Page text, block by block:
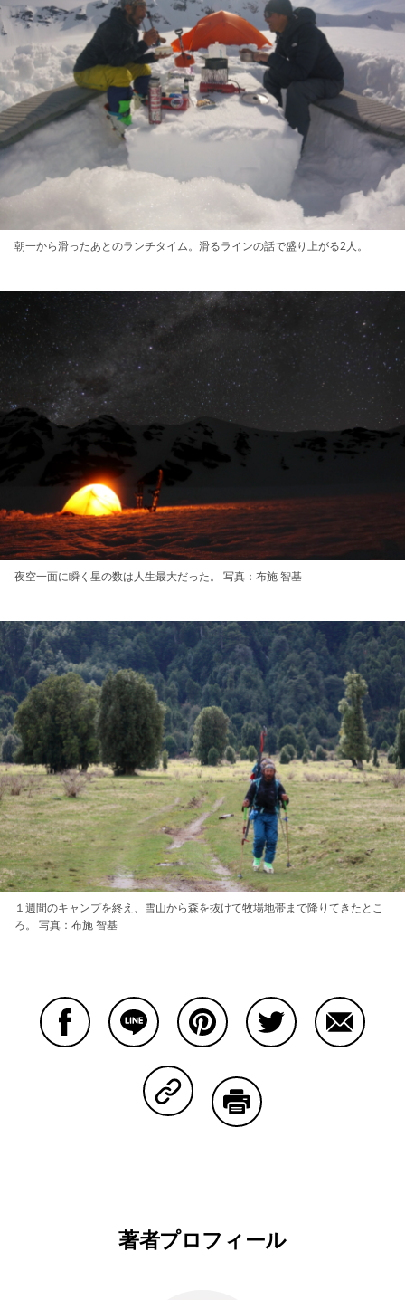
朝一から滑ったあとのランチタイム。滑るラインの話で盛り上がる2人。
夜空一面に瞬く星の数は人生最大だった。 写真：布施 智基
１週間のキャンプを終え、雪山から森を抜けて牧場地帯まで降りてきたとこ
ろ。 写真：布施 智基
Copy Linkで共有する
著者プロフィール